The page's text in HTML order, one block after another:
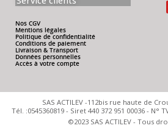
Nos CGV
Mentions légales
Politique de confidentialité
Conditions de paiement
Livraison & Transport
Données personnelles
Accès à votre compte
SAS ACTILEV -112bis rue haute de
Tél. :0545360819 - Siret 440 372 951 00036 - N°
©2023 SAS ACTILEV - Tous